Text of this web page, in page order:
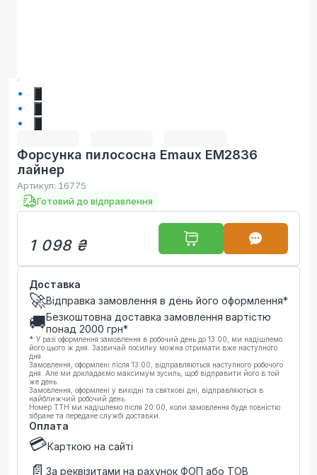
Форсунка пилососна Emaux EM2836
лайнер
Артикул: 16775
Готовий до відправлення
1 098 ₴
Доставка
🚀Відправка замовлення в день його оформлення*
🚚Безкоштовна доставка замовлення вартістю
понад 2000 грн*
* У разі оформлення замовлення в робочий день до 13:00, ми надішлемо
його цього ж дня. Зазвичай посилку можна отримати вже наступного
дня.
Замовлення, оформлені після 13:00, відправляються наступного робочого
дня. Але ми докладаємо максимум зусиль, щоб відправити його в той
же день.
Замовлення, оформлені у вихідні та святкові дні, відправляються в
найближчий робочий день.
Номер ТТН ми надішлемо після 20:00, коли замовлення буде повністю
зібране та передане службі доставки.
Оплата
💳Карткою на сайті
За реквізитами на рахунок ФОП або ТОВ